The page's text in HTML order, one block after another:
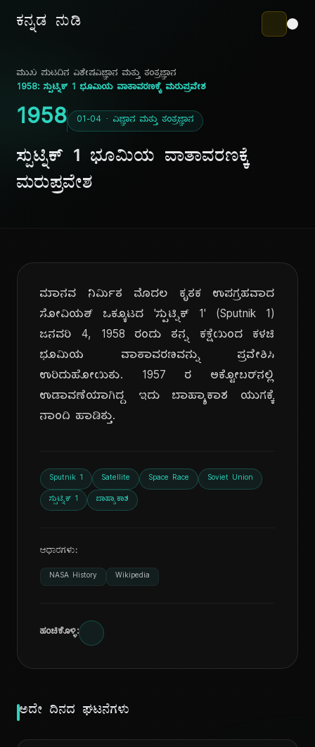
ಕನ್ನಡ ನುಡಿ
ಮುಖ ಪುಟದಿನ ವಿಶೇಷವಿಜ್ಞಾನ ಮತ್ತು ತಂತ್ರಜ್ಞಾನ
1958: ಸ್ಪುಟ್ನಿಕ್ 1 ಭೂಮಿಯ ವಾತಾವರಣಕ್ಕೆ ಮರುಪ್ರವೇಶ
1958 01-04 · ವಿಜ್ಞಾನ ಮತ್ತು ತಂತ್ರಜ್ಞಾನ
ಸ್ಪುಟ್ನಿಕ್ 1 ಭೂಮಿಯ ವಾತಾವರಣಕ್ಕೆ
ಮರುಪ್ರವೇಶ
ಮಾನವ ನಿರ್ಮಿತ ಮೊದಲ ಕೃತಕ ಉಪಗ್ರಹವಾದ
ಸೋವಿಯತ್ ಒಕ್ಕೂಟದ 'ಸ್ಪುಟ್ನಿಕ್ 1' (Sputnik 1)
ಜನವರಿ 4, 1958 ರಂದು ತನ್ನ ಕಕ್ಷೆಯಿಂದ ಕಳಚಿ
ಭೂಮಿಯ ವಾತಾವರಣವನ್ನು ಪ್ರವೇಶಿಸಿ
ಉರಿದುಹೋಯಿತು. 1957 ರ ಅಕ್ಟೋಬರ್‌ನಲ್ಲಿ
ಉಡಾವಣೆಯಾಗಿದ್ದ ಇದು ಬಾಹ್ಯಾಕಾಶ ಯುಗಕ್ಕೆ
ನಾಂದಿ ಹಾಡಿತ್ತು.
Sputnik 1 Satellite Space Race Soviet Union
ಸ್ಪುಟ್ನಿಕ್ 1 ಬಾಹ್ಯಾಕಾಶ
ಆಧಾರಗಳು:
NASA History Wikipedia
ಹಂಚಿಕೊಳ್ಳಿ:
ಅದೇ ದಿನದ ಘಟನೆಗಳು